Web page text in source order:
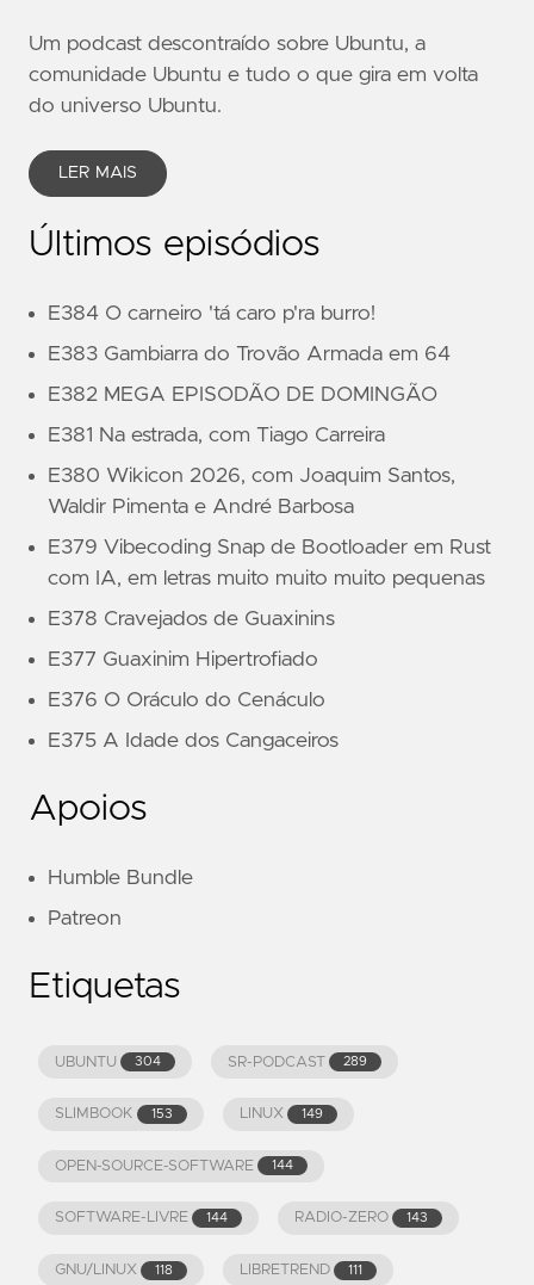
Um podcast descontraído sobre Ubuntu, a
comunidade Ubuntu e tudo o que gira em volta
do universo Ubuntu.
LER MAIS
Últimos episódios
E384 O carneiro 'tá caro p'ra burro!
E383 Gambiarra do Trovão Armada em 64
E382 MEGA EPISODÃO DE DOMINGÃO
E381 Na estrada, com Tiago Carreira
E380 Wikicon 2026, com Joaquim Santos,
Waldir Pimenta e André Barbosa
E379 Vibecoding Snap de Bootloader em Rust
com IA, em letras muito muito muito pequenas
E378 Cravejados de Guaxinins
E377 Guaxinim Hipertrofiado
E376 O Oráculo do Cenáculo
E375 A Idade dos Cangaceiros
Apoios
Humble Bundle
Patreon
Etiquetas
UBUNTU 304 SR-PODCAST 289
SLIMBOOK 153 LINUX 149
OPEN-SOURCE-SOFTWARE 144
SOFTWARE-LIVRE 144 RADIO-ZERO 143
GNU/LINUX 118 LIBRETREND 111